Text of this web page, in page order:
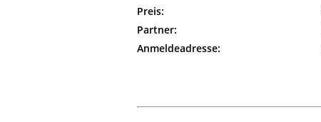
Preis:
Partner:
Anmeldeadresse: